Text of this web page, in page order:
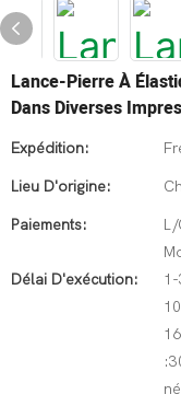
Lance-Pierre À
Dans Diverses
Expédition:
Lieu D'origine:
Paiements:
L/
Délai D'exécution: